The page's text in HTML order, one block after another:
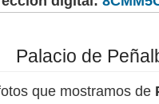
Palacio de
que mostramos de